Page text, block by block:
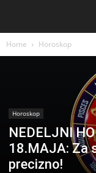
Home Horoskop
Horoskop
NEDELJNI
18.MAJA: Za
precizno!